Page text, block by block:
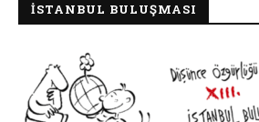
İSTANBUL BULUŞMASI